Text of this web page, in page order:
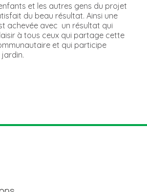
et les autres gens du projet
du beau résultat. Ainsi une
achevée avec un résultat qui
à tous ceux qui partage cette
et qui participe